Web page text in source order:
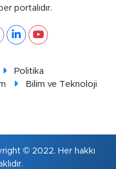
portalıdır.
Politika
Bilim ve Teknoloji
© 2022. Her hakkı